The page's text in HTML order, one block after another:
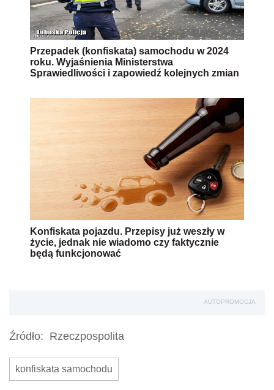
Przepadek (konfiskata) samochodu w 2024
roku. Wyjaśnienia Ministerstwa
Sprawiedliwości i zapowiedź kolejnych zmian
Konfiskata pojazdu. Przepisy już weszły w
życie, jednak nie wiadomo czy faktycznie
będą funkcjonować
AUTOPROMOCJA
Źródło: Rzeczpospolita
konfiskata samochodu